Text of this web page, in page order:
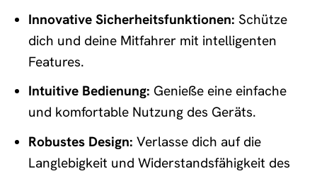
Innovative Sicherheitsfunktionen: Schütze
dich und deine Mitfahrer mit intelligenten
Features.
Intuitive Bedienung: Genieße eine einfache
und komfortable Nutzung des Geräts.
Robustes Design: Verlasse dich auf die
Langlebigkeit und Widerstandsfähigkeit des